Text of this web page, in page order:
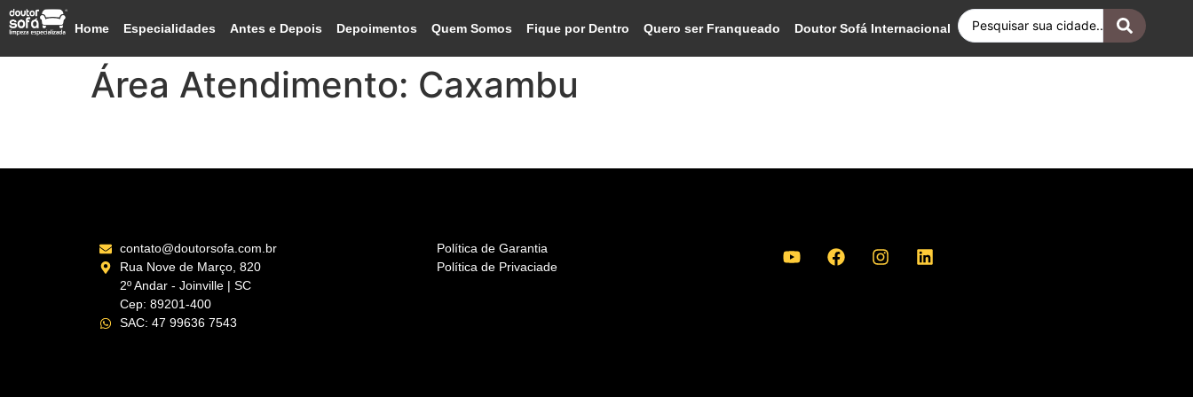
Home Especialidades Antes e Depois Depoimentos Quem Somos Fique por Dentro Quero ser Franqueado Doutor Sofá Internacional
Área Atendimento: Caxambu
contato@doutorsofa.com.br
Rua Nove de Março, 820
2º Andar - Joinville | SC
Cep: 89201-400
SAC: 47 99636 7543
Política de Garantia
Política de Privaciade